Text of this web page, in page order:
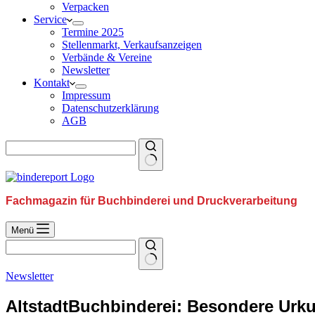
Verpacken
Service
Termine 2025
Stellenmarkt, Verkaufsanzeigen
Verbände & Vereine
Newsletter
Kontakt
Impressum
Datenschutzerklärung
AGB
Fachmagazin für Buchbinderei und Druckverarbeitung
Menü
Newsletter
AltstadtBuchbinderei: Besondere